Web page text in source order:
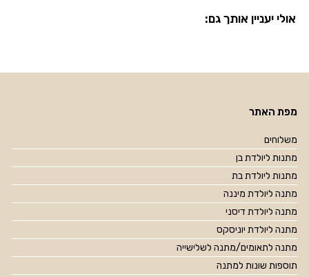
אולי יעניין אותך גם:
מפת האתר
משלוחים
מתנות ליולדת בן
מתנות ליולדת בת
מתנה ליולדת מיננה
מתנה ליולדת דיסני
מתנה ליולדת יוניסקס
מתנה לתאומים/מתנה לשלישייה
תוספות שונות למתנה